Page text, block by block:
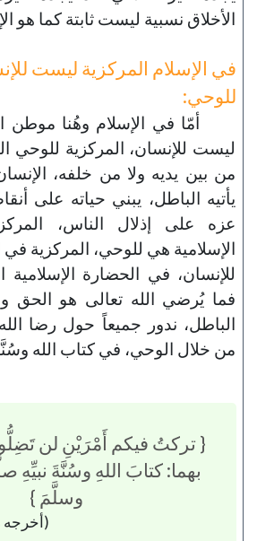
الأخلاق نسبية ليست ثابتة كما هو
في الإسلام المركزية ليست
للوحي:
أمّا في الإسلام وهُنا موطن
ليست للإنسان، المركزية للوحي
من بين يديه ولا من خلفه،
يأتيه الباطل، يبني حياته على
عزه على إذلال الناس،
الإسلامية هي للوحي، المركزية في
للإنسان، في الحضارة الإسلامية
فما يُرضي الله تعالى هو الحق
الباطل، ندور جميعاً حول رضا
من خلال الوحي، في كتاب الله
{ تركتُ فيكم أَمْرَيْنِ لن
بهما: كتابَ اللهِ وسُنَّةَ نبيِّهِ
وسلَّمَ }
(أخرجه